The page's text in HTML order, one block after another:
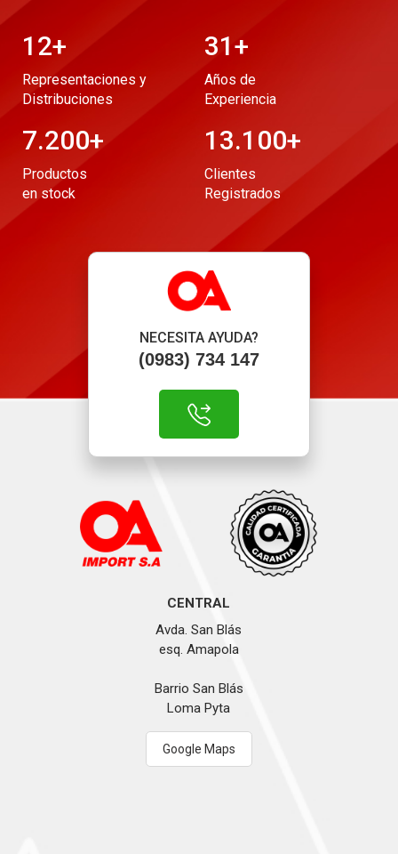
12+
Representaciones y
Distribuciones
31+
Años de
Experiencia
7.200+
Productos
en stock
13.100+
Clientes
Registrados
NECESITA AYUDA?
(0983) 734 147
CENTRAL
Avda. San Blás
esq. Amapola
Barrio San Blás
Loma Pyta
Google Maps